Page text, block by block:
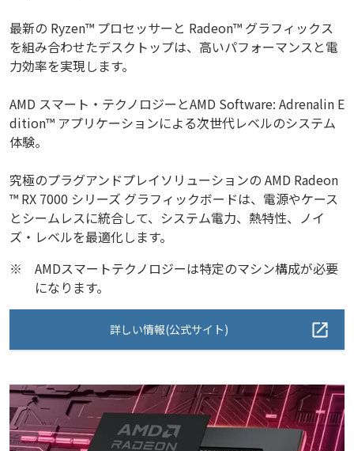
最新の Ryzen™ プロセッサーと Radeon™ グラフィックス
を組み合わせたデスクトップは、高いパフォーマンスと電
力効率を実現します。
AMD スマート・テクノロジーとAMD Software: Adrenalin E
dition™ アプリケーションによる次世代レベルのシステム
体験。
究極のプラグアンドプレイソリューションの AMD Radeon
™ RX 7000 シリーズ グラフィックボードは、電源やケース
とシームレスに統合して、システム電力、熱特性、ノイ
ズ・レベルを最適化します。
※
AMDスマートテクノロジーは特定のマシン構成が必要
になります。
詳しい情報(公式サイト)